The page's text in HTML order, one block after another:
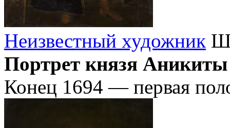
Неизвестный художник
Портрет князя
Конец 1694 — первая